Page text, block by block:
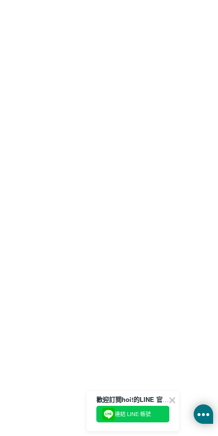
歡迎訂閱hoi!的LINE 官方帳號
連結 LINE 帳號